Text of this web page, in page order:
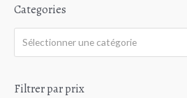
s
u
Categories
Sélectionner une catégorie
Filtrer par prix